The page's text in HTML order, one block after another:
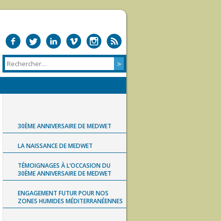
30ÈME ANNIVERSAIRE DE MEDWET
LA NAISSANCE DE MEDWET
TÉMOIGNAGES À L’OCCASION DU
30ÈME ANNIVERSAIRE DE MEDWET
ENGAGEMENT FUTUR POUR NOS
ZONES HUMIDES MÉDITERRANÉENNES